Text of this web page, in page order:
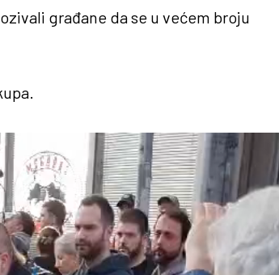
građane da se u većem broju